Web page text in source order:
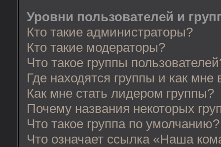
Уровни пользователей и
Кто такие администраторы?
Кто такие модераторы?
Что такое группы
Где находятся группы и как мне
Как мне стать лидером группы?
Почему названия некоторых
Что такое группа по умолчанию?
Что означает ссылка «Наша